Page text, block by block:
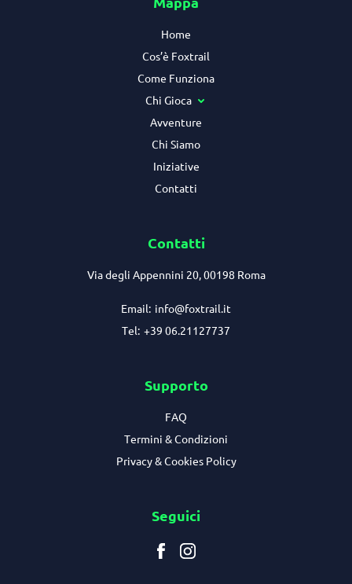
Home
Cos’è Foxtrail
Come Funziona
Chi Gioca
Avventure
Chi Siamo
Iniziative
Contatti
Contatti
Via degli Appennini 20, 00198 Roma
Email: info@foxtrail.it
Tel: +39 06.21127737
Supporto
FAQ
Termini & Condizioni
Privacy & Cookies Policy
Seguici